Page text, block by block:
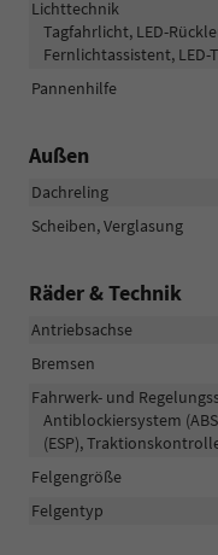
Lichttechnik
Tagfahrlicht, LED-
Fernlichtassistent,
Pannenhilfe
Außen
Dachreling
Scheiben, Verglasung
Räder & Technik
Antriebsachse
Bremsen
Fahrwerk- und
Antiblockiersystem
(ESP),
Felgengröße
Felgentyp